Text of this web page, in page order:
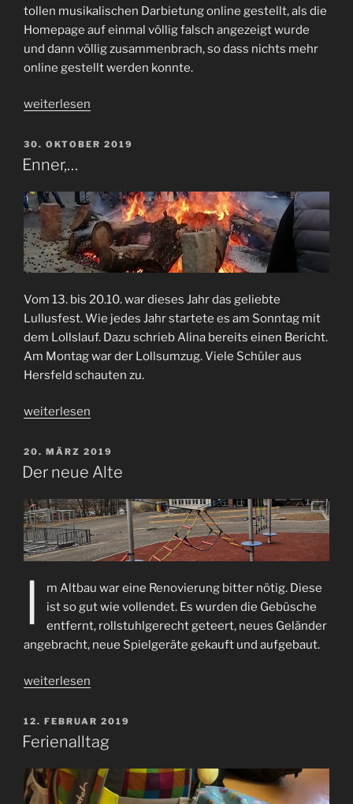
tollen musikalischen Darbietung online gestellt, als die
Homepage auf einmal völlig falsch angezeigt wurde
und dann völlig zusammenbrach, so dass nichts mehr
online gestellt werden konnte.
„Bildergalerie
Tag
der
Tür“
weiterlesen
VERÖFFENTLICHT
AM
30. OKTOBER 2019
Enner,…
Vom 13. bis 20.10. war dieses Jahr das geliebte
Lullusfest. Wie jedes Jahr startete es am Sonntag mit
dem Lollslauf. Dazu schrieb Alina bereits einen Bericht.
Am Montag war der Lollsumzug. Viele Schüler aus
Hersfeld schauten zu.
„Enner,
weiterlesen
VERÖFFENTLICHT
AM
20. MÄRZ 2019
Der neue Alte
I
m Altbau war eine Renovierung bitter nötig. Diese
ist so gut wie vollendet. Es wurden die Gebüsche
entfernt, rollstuhlgerecht geteert, neues Geländer
angebracht, neue Spielgeräte gekauft und aufgebaut.
„Der
Alte“
weiterlesen
VERÖFFENTLICHT
AM
12. FEBRUAR 2019
Ferienalltag